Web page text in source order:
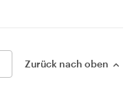
Zurück nach oben